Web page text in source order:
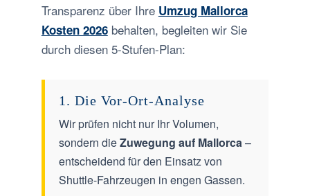
Transparenz über Ihre Umzug Mallorca
Kosten 2026behalten, begleiten wir Sie
durch diesen 5-Stufen-Plan:
1. Die Vor-Ort-Analyse
Wir prüfen nicht nur Ihr Volumen,
sondern dieZuwegung auf Mallorca–
entscheidend für den Einsatz von
Shuttle-Fahrzeugen in engen Gassen.